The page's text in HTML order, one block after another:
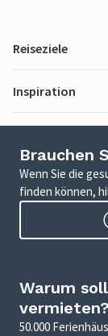
Reiseziele
Inspiration
Brauchen
Wenn Sie die
finden können,
Warum
vermieten?
50.000